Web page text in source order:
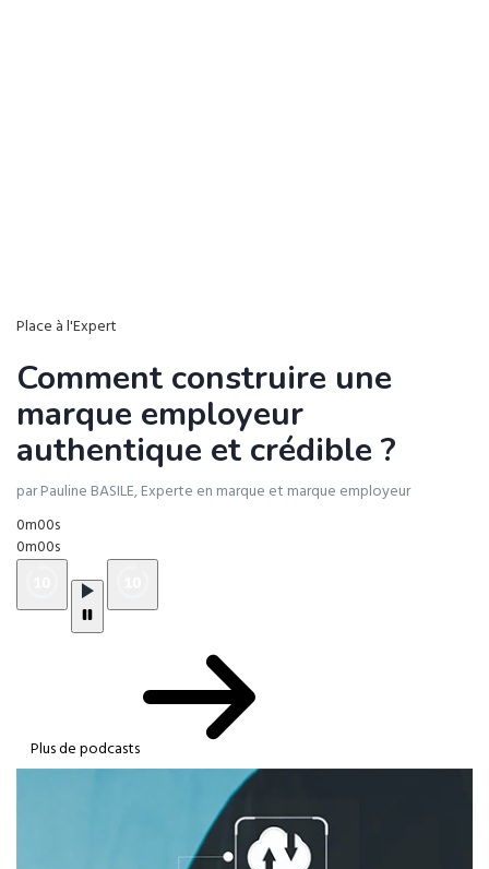
Place à l'Expert
Comment construire une
marque employeur
authentique et crédible ?
par Pauline BASILE, Experte en marque et marque employeur
0m00s
0m00s
Plus de podcasts